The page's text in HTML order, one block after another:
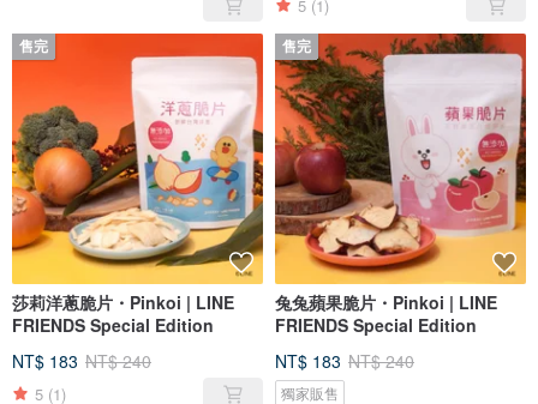
5 (1)
售完
莎莉洋蔥脆片・Pinkoi | LINE
FRIENDS Special Edition
NT$ 183 NT$ 240
5 (1)
售完
兔兔蘋果脆片・Pinkoi | LINE
FRIENDS Special Edition
NT$ 183 NT$ 240
獨家販售